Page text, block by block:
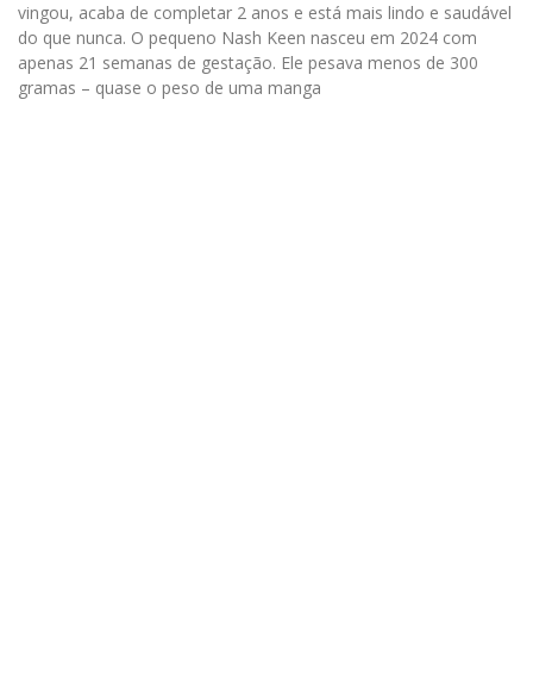
vingou, acaba de completar 2 anos e está mais lindo e saudável
do que nunca. O pequeno Nash Keen nasceu em 2024 com
apenas 21 semanas de gestação. Ele pesava menos de 300
gramas – quase o peso de uma manga